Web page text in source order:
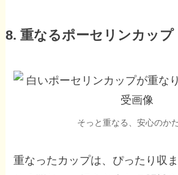
8. 重なるポーセリンカップ
そっと重なる、安心のかた
重なったカップは、ぴったり収